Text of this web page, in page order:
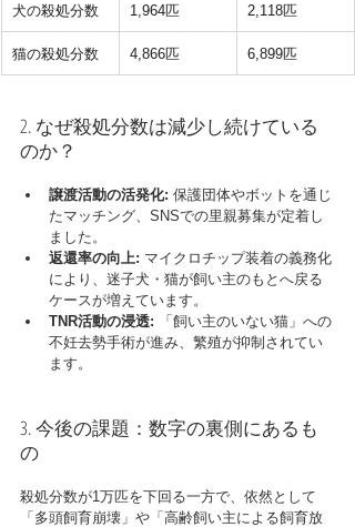
犬の殺処分数 1,964匹 2,118匹
猫の殺処分数 4,866匹 6,899匹
2. なぜ殺処分数は減少し続けている
のか？
譲渡活動の活発化: 保護団体やボットを通じ
たマッチング、SNSでの里親募集が定着し
ました。
返還率の向上: マイクロチップ装着の義務化
により、迷子犬・猫が飼い主のもとへ戻る
ケースが増えています。
TNR活動の浸透: 「飼い主のいない猫」への
不妊去勢手術が進み、繁殖が抑制されてい
ます。
3. 今後の課題：数字の裏側にあるも
の
殺処分数が1万匹を下回る一方で、依然として
「多頭飼育崩壊」や「高齢飼い主による飼育放